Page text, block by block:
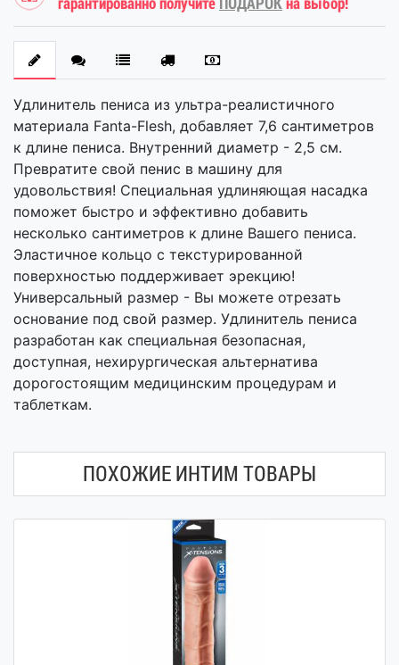
Удлинитель пениса из ультра-реалистичного
материала Fanta-Flesh, добавляет 7,6 сантиметров
к длине пениса. Внутренний диаметр - 2,5 см.
Превратите свой пенис в машину для
удовольствия! Специальная удлиняющая насадка
поможет быстро и эффективно добавить
несколько сантиметров к длине Вашего пениса.
Эластичное кольцо с текстурированной
поверхностью поддерживает эрекцию!
Универсальный размер - Вы можете отрезать
основание под свой размер. Удлинитель пениса
разработан как специальная безопасная,
доступная, нехирургическая альтернатива
дорогостоящим медицинским процедурам и
таблеткам.
ПОХОЖИЕ ИНТИМ ТОВАРЫ